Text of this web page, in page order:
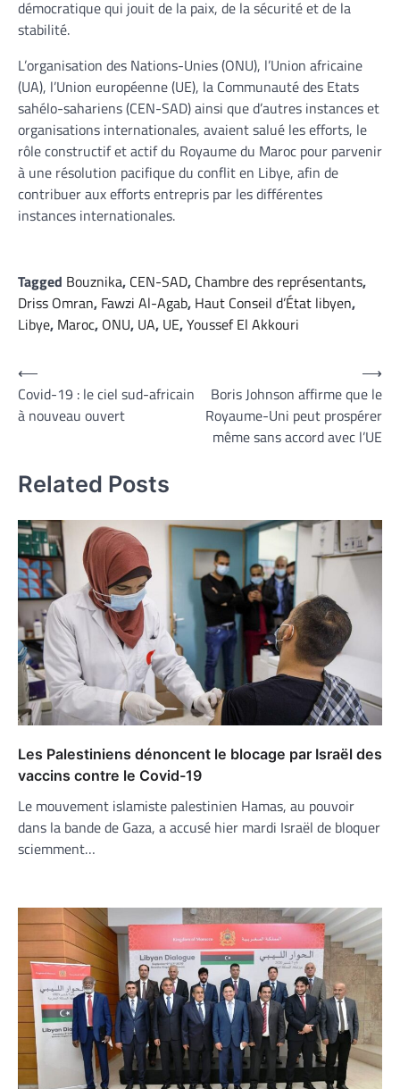
démocratique qui jouit de la paix, de la sécurité et de la
stabilité.
L’organisation des Nations-Unies (ONU), l’Union africaine
(UA), l’Union européenne (UE), la Communauté des Etats
sahélo-sahariens (CEN-SAD) ainsi que d’autres instances et
organisations internationales, avaient salué les efforts, le
rôle constructif et actif du Royaume du Maroc pour parvenir
à une résolution pacifique du conflit en Libye, afin de
contribuer aux efforts entrepris par les différentes
instances internationales.
Tagged Bouznika, CEN-SAD, Chambre des représentants,
Driss Omran, Fawzi Al-Agab, Haut Conseil d’État libyen,
Libye, Maroc, ONU, UA, UE,Youssef El Akkouri
Navigation
de
l’article
⟵
Covid-19 : le ciel sud-africain
à nouveau ouvert
Boris Johnson affirme que le
Royaume-Uni peut prospérer
même sans accord avec l’UE
⟶
Related Posts
Les Palestiniens dénoncent le blocage par Israël des
vaccins contre le Covid-19
Le mouvement islamiste palestinien Hamas, au pouvoir
dans la bande de Gaza, a accusé hier mardi Israël de bloquer
sciemment…